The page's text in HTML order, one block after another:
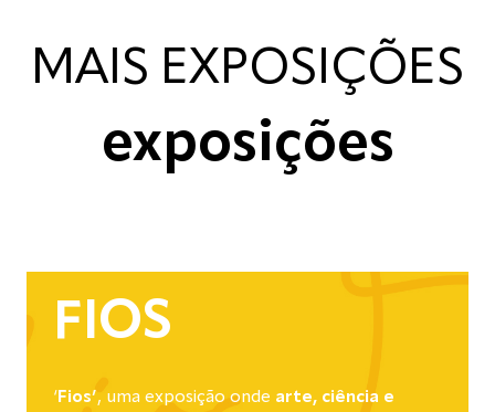
MAIS EXPOSIÇÕES
exposições
FIOS
‘ Fios’, uma exposição onde arte, ciência e